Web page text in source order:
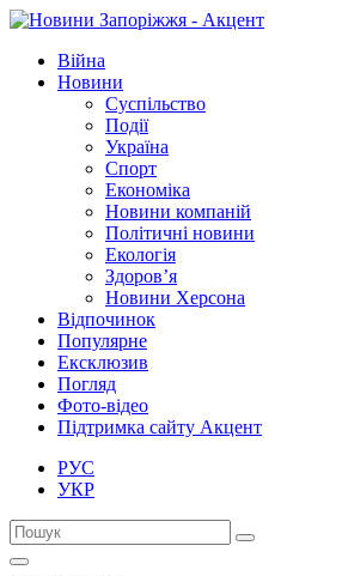
Війна
Новини
Суспільство
Події
Україна
Спорт
Економіка
Новини компаній
Політичні новини
Екологія
Здоров’я
Новини Херсона
Відпочинок
Популярне
Ексклюзив
Погляд
Фото-відео
Підтримка сайту Акцент
РУС
УКР